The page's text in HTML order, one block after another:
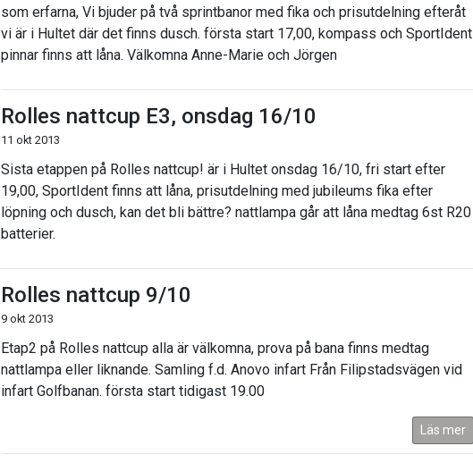
som erfarna, Vi bjuder på två sprintbanor med fika och prisutdelning efteråt
vi är i Hultet där det finns dusch. första start 17,00, kompass och SportIdent
pinnar finns att låna. Välkomna Anne-Marie och Jörgen
Rolles nattcup E3, onsdag 16/10
11 okt 2013
Sista etappen på Rolles nattcup! är i Hultet onsdag 16/10, fri start efter
19,00, SportIdent finns att låna, prisutdelning med jubileums fika efter
löpning och dusch, kan det bli bättre? nattlampa går att låna medtag 6st R20
batterier.
Rolles nattcup 9/10
9 okt 2013
Etap2 på Rolles nattcup alla är välkomna, prova på bana finns medtag
nattlampa eller liknande. Samling f.d. Anovo infart Från Filipstadsvägen vid
infart Golfbanan. första start tidigast 19.00
Läs mer